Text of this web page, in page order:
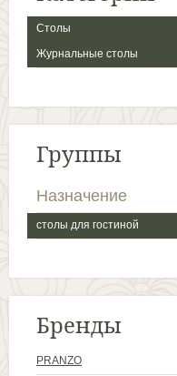
Столы
Журнальные столы
Группы
Назначение
столы для гостиной
Бренды
PRANZO